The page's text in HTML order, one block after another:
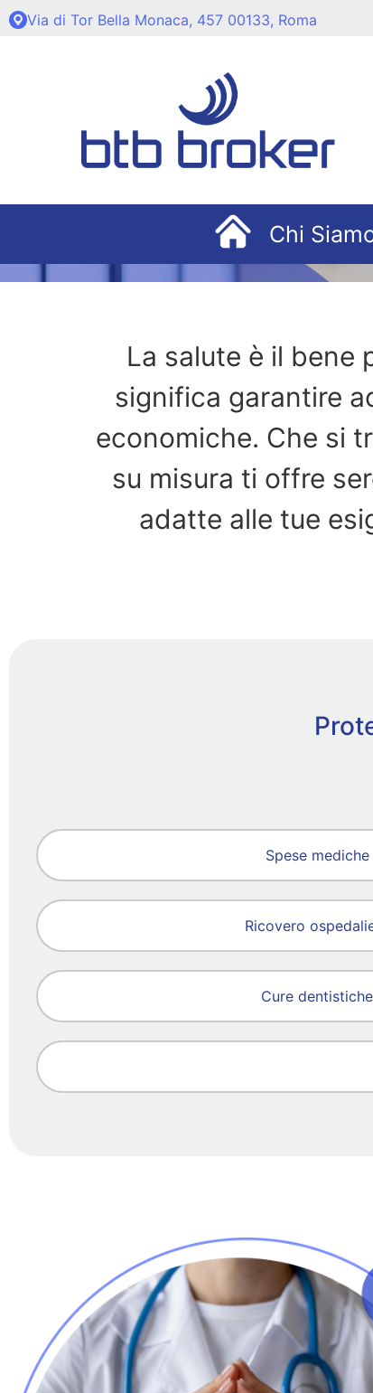
Via di Tor Bella Monaca, 457 00133, Roma
Chi
La salute è il bene
significa garantire
economiche. Che si
su misura ti offre
adatte alle tue
Spese mediche
Ricovero
Cure dentistiche